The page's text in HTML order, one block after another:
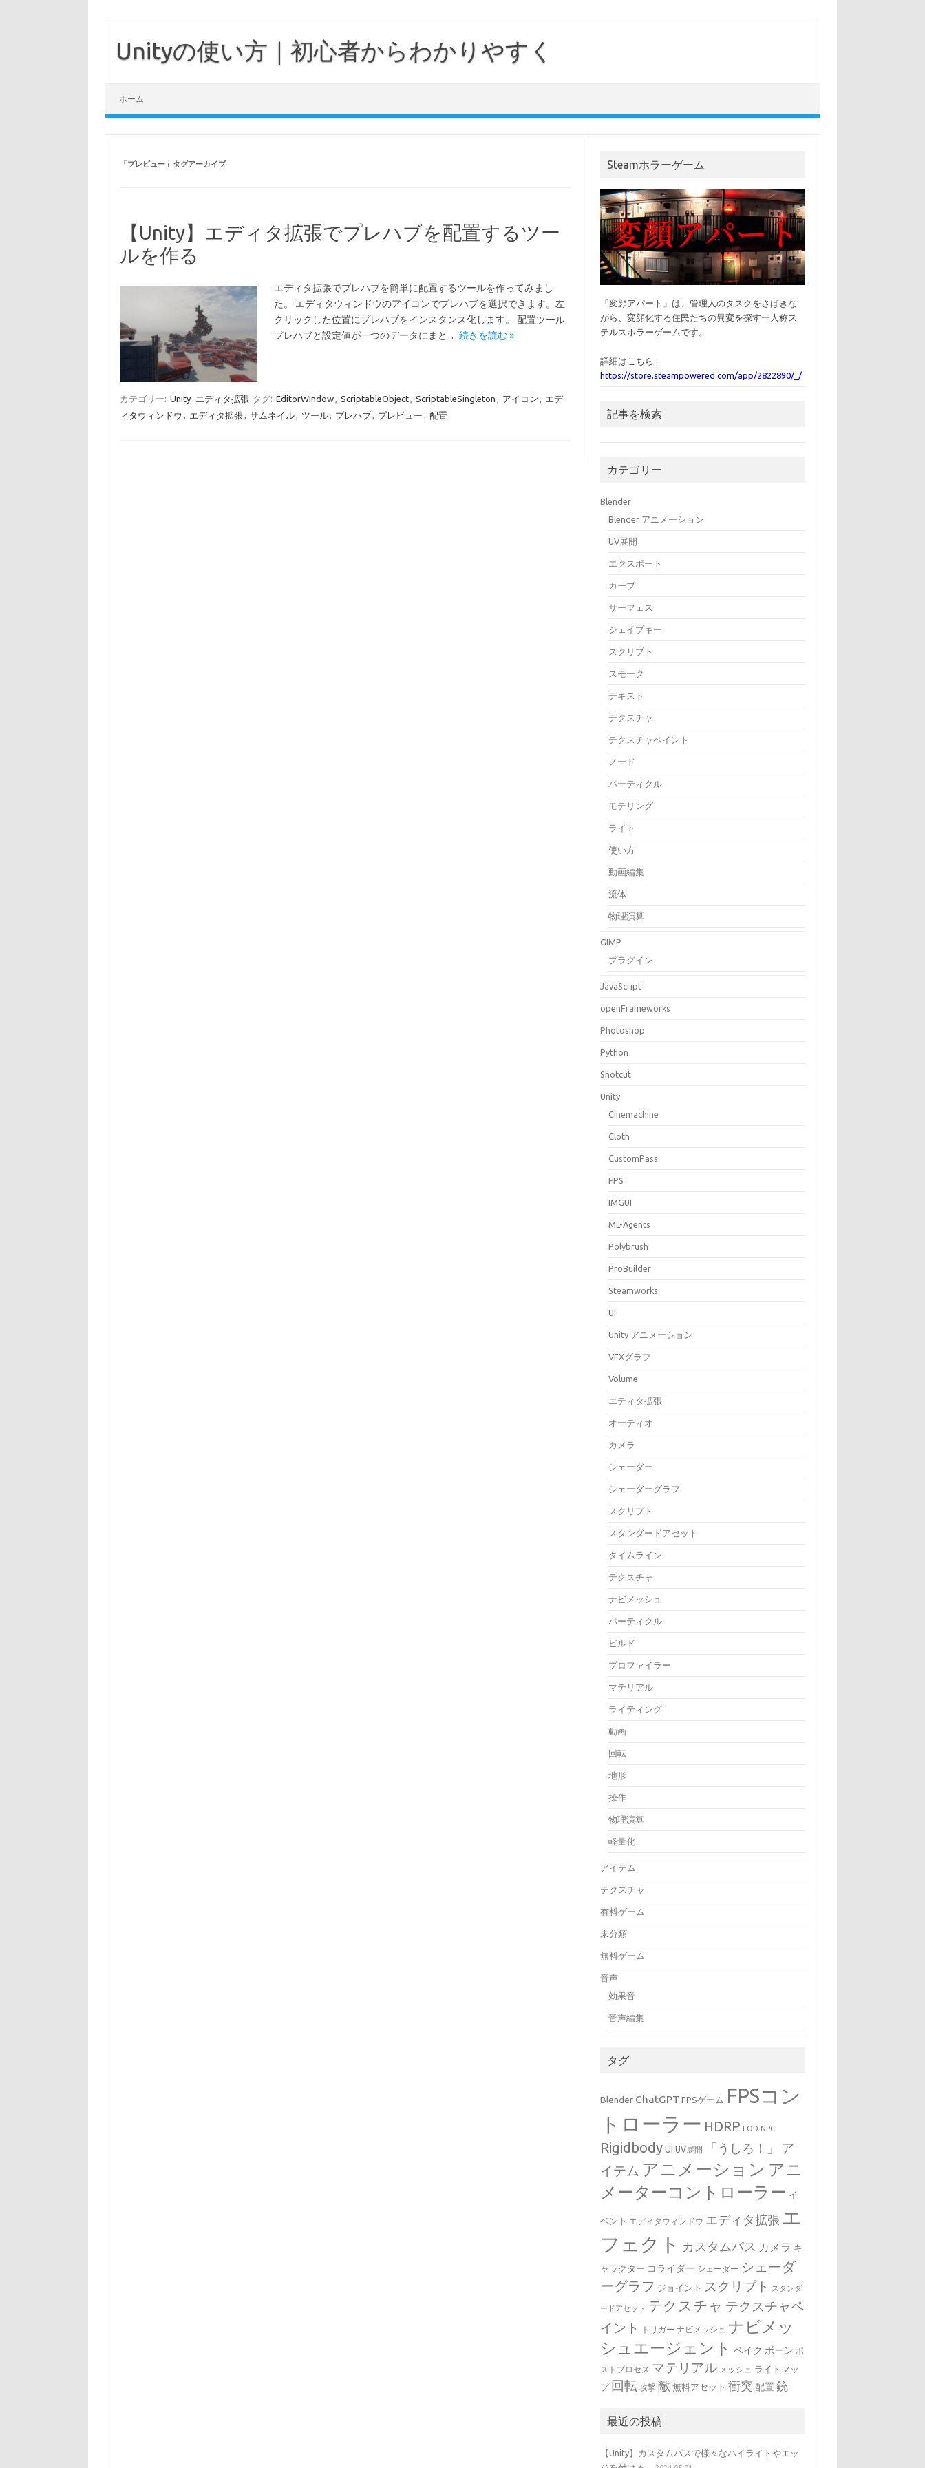
Unityの使い方｜初心者からわかりやすく
ホーム
「プレビュー」タグアーカイブ
【Unity】エディタ拡張でプレハブを配置するツー
ルを作る
エディタ拡張でプレハブを簡単に配置するツールを作ってみまし
た。 エディタウィンドウのアイコンでプレハブを選択できます。左
クリックした位置にプレハブをインスタンス化します。 配置ツール
プレハブと設定値が一つのデータにまと… 続きを読む »
カテゴリー: Unity エディタ拡張 タグ: EditorWindow, ScriptableObject, ScriptableSingleton , アイコン , エデ
ィタウィンドウ , エディタ拡張, サムネイル, ツール, プレハブ, プレビュー , 配置
Steamホラーゲーム
「変顔アパート」は、管理人のタスクをさばきな
がら、変顔化する住民たちの異変を探す一人称ス
テルスホラーゲームです。
詳細はこちら :
https://store.steampowered.com/app/2822890/_/
記事を検索
カテゴリー
Blender
Blender アニメーション
UV展開
エクスポート
カーブ
サーフェス
シェイプキー
スクリプト
スモーク
テキスト
テクスチャ
テクスチャペイント
ノード
パーティクル
モデリング
ライト
使い方
動画編集
流体
物理演算
GIMP
プラグイン
JavaScript
openFrameworks
Photoshop
Python
Shotcut
Unity
Cinemachine
Cloth
CustomPass
FPS
IMGUI
ML-Agents
Polybrush
ProBuilder
Steamworks
UI
Unity アニメーション
VFXグラフ
Volume
エディタ拡張
オーディオ
カメラ
シェーダー
シェーダーグラフ
スクリプト
スタンダードアセット
タイムライン
テクスチャ
ナビメッシュ
パーティクル
ビルド
プロファイラー
マテリアル
ライティング
動画
回転
地形
操作
物理演算
軽量化
アイテム
テクスチャ
有料ゲーム
未分類
無料ゲーム
音声
効果音
音声編集
タグ
Blender ChatGPT FPSゲーム FPSコン
トローラー HDRP LOD NPC
Rigidbody UI UV展開 「うしろ！」
ア
イテム アニメーション アニ
メーターコントローラー イ
ベント エディタウィンドウ エディタ拡張 エ
フェクト
カスタムパス カメラ キ
ャラクター コライダー シェーダー シェーダ
ーグラフ ジョイント スクリプト スタンダ
ードアセット テクスチャ テクスチャペ
イント
トリガー ナビメッシュ ナビメッ
シュエージェント ベイク ボーン ポ
ストプロセス マテリアル メッシュ
ライトマッ
プ 回転 攻撃 敵 無料アセット 衝突 配置 銃
最近の投稿
【Unity】カスタムパスで様々なハイライトやエッ